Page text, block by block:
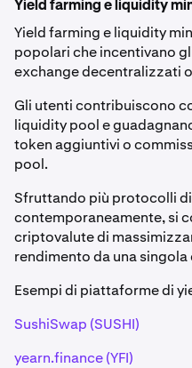
Yield farming e liquidity
Yield farming e liquidity
popolari che incentivano
exchange decentralizzati
Gli utenti contribuiscono
liquidity pool e
token aggiuntivi o
pool.
Sfruttando più protocolli
contemporaneamente, si
criptovalute di
rendimento da una
Esempi di piattaforme di
SushiSwap (SUSHI)
yearn.finance (YFI)